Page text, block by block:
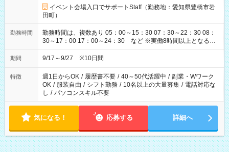
イベント会場入口でサポートStaff（勤務地：愛知県豊橋市岩
田町）
勤務時間
勤務時間は、複数あり 05：00～15：30 07：30～22：30 08：
30～17：00 17：00～24：30 など ※実働8時間以上となる勤
務もあります。 【休憩】60分+他休憩あり 交替で取得します。
安全面に配慮しこまめな休憩があります。
期間 9/17～9/27 ※10日間
特徴 週1日からOK / 履歴書不要 / 40～50代活躍中 / 副業・Wワーク
OK / 服装自由 / シフト勤務 / 10名以上の大量募集 / 電話対応な
し / パソコンスキル不要
気になる！ 応募する 詳細へ